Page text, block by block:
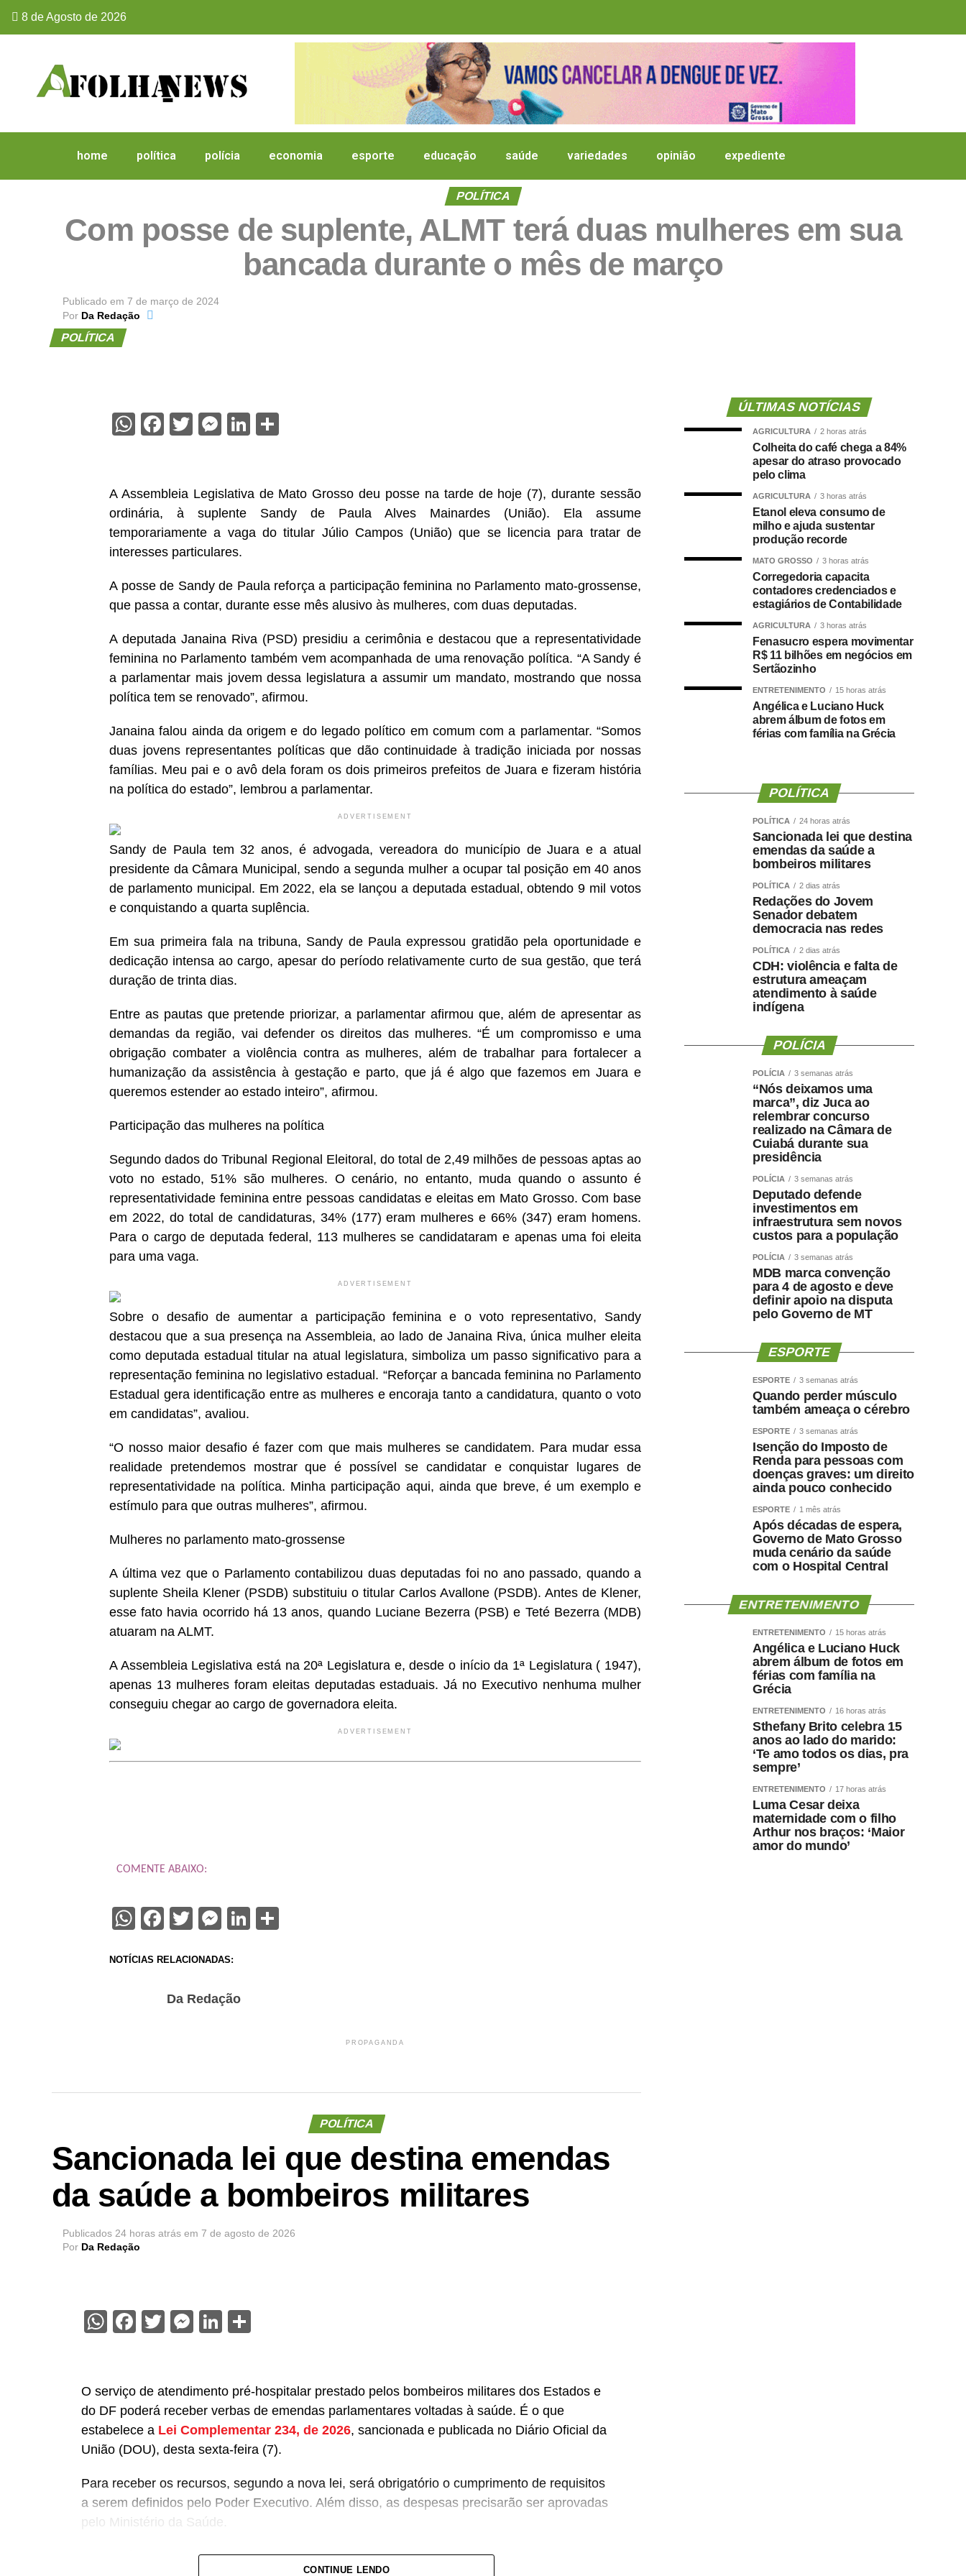
8 de Agosto de 2026
home política polícia economia esporte educação saúde variedades opinião expediente
POLÍTICA
Com posse de suplente, ALMT terá duas mulheres em sua
bancada durante o mês de março
Publicado em 7 de março de 2024
Por Da Redação
POLÍTICA
WhatsApp
Facebook
TwitterMessenger
LinkedIn
A Assembleia Legislativa de Mato Grosso deu posse na tarde de hoje (7), durante sessão
ordinária, à suplente Sandy de Paula Alves Mainardes (União). Ela assume
temporariamente a vaga do titular Júlio Campos (União) que se licencia para tratar de
interesses particulares.
A posse de Sandy de Paula reforça a participação feminina no Parlamento mato-grossense,
que passa a contar, durante esse mês alusivo às mulheres, com duas deputadas.
A deputada Janaina Riva (PSD) presidiu a cerimônia e destacou que a representatividade
feminina no Parlamento também vem acompanhada de uma renovação política. “A Sandy é
a parlamentar mais jovem dessa legislatura a assumir um mandato, mostrando que nossa
política tem se renovado”, afirmou.
Janaina falou ainda da origem e do legado político em comum com a parlamentar. “Somos
duas jovens representantes políticas que dão continuidade à tradição iniciada por nossas
famílias. Meu pai e o avô dela foram os dois primeiros prefeitos de Juara e fizeram história
na política do estado”, lembrou a parlamentar.
ADVERTISEMENT
Sandy de Paula tem 32 anos, é advogada, vereadora do município de Juara e a atual
presidente da Câmara Municipal, sendo a segunda mulher a ocupar tal posição em 40 anos
de parlamento municipal. Em 2022, ela se lançou a deputada estadual, obtendo 9 mil votos
e conquistando a quarta suplência.
Em sua primeira fala na tribuna, Sandy de Paula expressou gratidão pela oportunidade e
dedicação intensa ao cargo, apesar do período relativamente curto de sua gestão, que terá
duração de trinta dias.
Entre as pautas que pretende priorizar, a parlamentar afirmou que, além de apresentar as
demandas da região, vai defender os direitos das mulheres. “É um compromisso e uma
obrigação combater a violência contra as mulheres, além de trabalhar para fortalecer a
humanização da assistência à gestação e parto, que já é algo que fazemos em Juara e
queremos estender ao estado inteiro”, afirmou.
Participação das mulheres na política
Segundo dados do Tribunal Regional Eleitoral, do total de 2,49 milhões de pessoas aptas ao
voto no estado, 51% são mulheres. O cenário, no entanto, muda quando o assunto é
representatividade feminina entre pessoas candidatas e eleitas em Mato Grosso. Com base
em 2022, do total de candidaturas, 34% (177) eram mulheres e 66% (347) eram homens.
Para o cargo de deputada federal, 113 mulheres se candidataram e apenas uma foi eleita
para uma vaga.
ADVERTISEMENT
Sobre o desafio de aumentar a participação feminina e o voto representativo, Sandy
destacou que a sua presença na Assembleia, ao lado de Janaina Riva, única mulher eleita
como deputada estadual titular na atual legislatura, simboliza um passo significativo para a
representação feminina no legislativo estadual. “Reforçar a bancada feminina no Parlamento
Estadual gera identificação entre as mulheres e encoraja tanto a candidatura, quanto o voto
em candidatas”, avaliou.
“O nosso maior desafio é fazer com que mais mulheres se candidatem. Para mudar essa
realidade pretendemos mostrar que é possível se candidatar e conquistar lugares de
representatividade na política. Minha participação aqui, ainda que breve, é um exemplo e
estímulo para que outras mulheres”, afirmou.
Mulheres no parlamento mato-grossense
A última vez que o Parlamento contabilizou duas deputadas foi no ano passado, quando a
suplente Sheila Klener (PSDB) substituiu o titular Carlos Avallone (PSDB). Antes de Klener,
esse fato havia ocorrido há 13 anos, quando Luciane Bezerra (PSB) e Teté Bezerra (MDB)
atuaram na ALMT.
A Assembleia Legislativa está na 20ª Legislatura e, desde o início da 1ª Legislatura ( 1947),
apenas 13 mulheres foram eleitas deputadas estaduais. Já no Executivo nenhuma mulher
conseguiu chegar ao cargo de governadora eleita.
ADVERTISEMENT
COMENTE ABAIXO:
WhatsApp
Facebook
TwitterMessenger
LinkedIn
NOTÍCIAS RELACIONADAS:
Da Redação
PROPAGANDA
POLÍTICA
Sancionada lei que destina emendas
da saúde a bombeiros militares
Publicados 24 horas atrás em 7 de agosto de 2026
Por Da Redação
WhatsApp
Facebook
TwitterMessenger
LinkedIn
O serviço de atendimento pré-hospitalar prestado pelos bombeiros militares dos Estados e
do DF poderá receber verbas de emendas parlamentares voltadas à saúde. É o que
estabelece a Lei Complementar 234, de 2026, sancionada e publicada no Diário Oficial da
União (DOU), desta sexta-feira (7).
Para receber os recursos, segundo a nova lei, será obrigatório o cumprimento de requisitos
a serem definidos pelo Poder Executivo. Além disso, as despesas precisarão ser aprovadas
pelo Ministério da Saúde.
A lei proíbe o uso dessas emendas para pagamento de salários ou de aposentadorias de
CONTINUE LENDO
ÚLTIMAS NOTÍCIAS
AGRICULTURA 2 horas atrás
Colheita do café chega a 84%
apesar do atraso provocado
pelo clima
AGRICULTURA 3 horas atrás
Etanol eleva consumo de
milho e ajuda sustentar
produção recorde
MATO GROSSO 3 horas atrás
Corregedoria capacita
contadores credenciados e
estagiários de Contabilidade
AGRICULTURA 3 horas atrás
Fenasucro espera movimentar
R$ 11 bilhões em negócios em
Sertãozinho
ENTRETENIMENTO 15 horas atrás
Angélica e Luciano Huck
abrem álbum de fotos em
férias com família na Grécia
POLÍTICA
POLÍTICA 24 horas atrás
Sancionada lei que destina
emendas da saúde a
bombeiros militares
POLÍTICA 2 dias atrás
Redações do Jovem
Senador debatem
democracia nas redes
POLÍTICA 2 dias atrás
CDH: violência e falta de
estrutura ameaçam
atendimento à saúde
indígena
POLÍCIA
POLÍCIA 3 semanas atrás
“Nós deixamos uma
marca”, diz Juca ao
relembrar concurso
realizado na Câmara de
Cuiabá durante sua
presidência
POLÍCIA 3 semanas atrás
Deputado defende
investimentos em
infraestrutura sem novos
custos para a população
POLÍCIA 3 semanas atrás
MDB marca convenção
para 4 de agosto e deve
definir apoio na disputa
pelo Governo de MT
ESPORTE
ESPORTE 3 semanas atrás
Quando perder músculo
também ameaça o cérebro
ESPORTE 3 semanas atrás
Isenção do Imposto de
Renda para pessoas com
doenças graves: um direito
ainda pouco conhecido
ESPORTE 1 mês atrás
Após décadas de espera,
Governo de Mato Grosso
muda cenário da saúde
com o Hospital Central
ENTRETENIMENTO
ENTRETENIMENTO 15 horas atrás
Angélica e Luciano Huck
abrem álbum de fotos em
férias com família na
Grécia
ENTRETENIMENTO 16 horas atrás
Sthefany Brito celebra 15
anos ao lado do marido:
‘Te amo todos os dias, pra
sempre’
ENTRETENIMENTO 17 horas atrás
Luma Cesar deixa
maternidade com o filho
Arthur nos braços: ‘Maior
amor do mundo’